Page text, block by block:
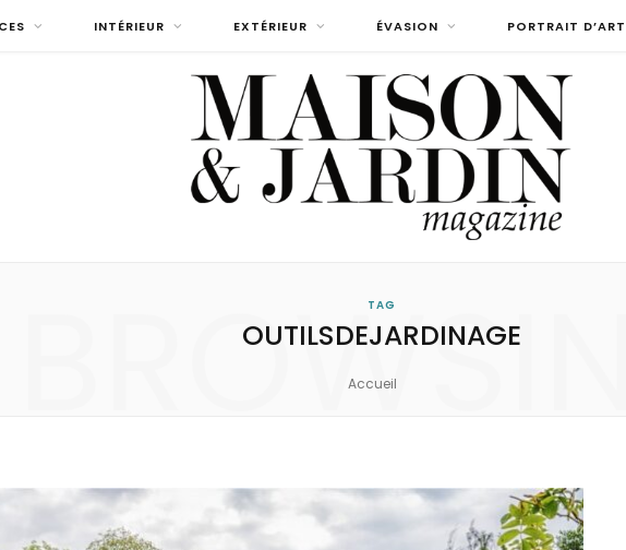
INTÉRIEUR EXTÉRIEUR ÉVASION PORTRAIT
TAG
OUTILSDEJARDINAGE
Accueil